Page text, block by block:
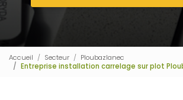
Accueil Secteur
Ploubazlanec
Entreprise installation carrelage sur plot